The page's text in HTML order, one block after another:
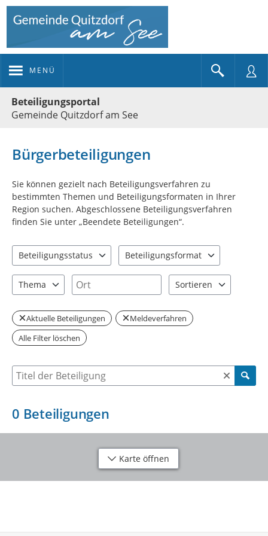
MENÜ
Beteiligungsportal
Gemeinde Quitzdorf am See
Bürgerbeteiligungen
Sie können gezielt nach Beteiligungsverfahren zu
bestimmten Themen und Beteiligungsformaten in Ihrer
Region suchen. Abgeschlossene Beteiligungsverfahren
finden Sie unter „Beendete Beteiligungen“.
Beteiligungsstatus
Beteiligungsformat
Thema
Ort
Sortieren
Aktuelle Beteiligungen
Meldeverfahren
Alle Filter löschen
Suche nach Beteiligung
0 Beteiligungen
Karte öffnen